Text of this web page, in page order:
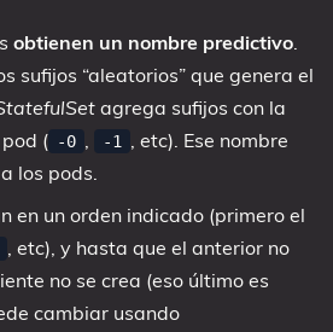
obtienen un nombre predictivo.
sufijos “aleatorios” que genera el
agrega sufijos con la
( -0 , -1
, etc). Ese nombre
los pods.
en un orden indicado (primero el
, etc), y hasta que el anterior no
no se crea (eso último es
cambiar usando